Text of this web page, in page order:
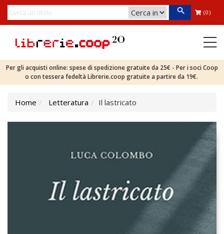
(0)
Per gli acquisti online: spese di spedizione gratuite da 25€ - Per i soci Coop
o con tessera fedeltà Librerie.coop gratuite a partire da 19€.
Home Letteratura Il lastricato